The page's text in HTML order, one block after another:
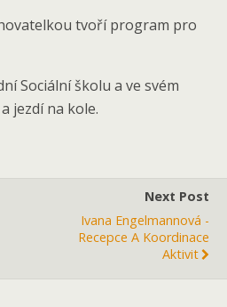
tvoří program pro
Sociální školu a ve svém
jezdí na kole.
Next Post
Ivana Engelmannová -
Recepce A Koordinace
Aktivit